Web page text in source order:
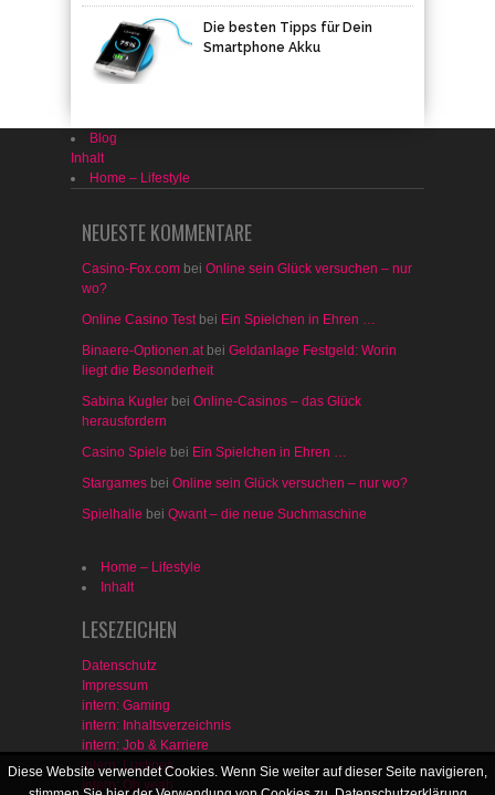
Die besten Tipps für Dein
Smartphone Akku
Blog
Inhalt
Home – Lifestyle
NEUESTE KOMMENTARE
Casino-Fox.com bei Online sein Glück versuchen – nur
wo?
Online Casino Testbei Ein Spielchen in Ehren …
Binaere-Optionen.atbei Geldanlage Festgeld: Worin
liegt die Besonderheit
Sabina Kugler bei Online-Casinos – das Glück
herausfordern
Casino Spiele bei Ein Spielchen in Ehren …
Stargames bei Online sein Glück versuchen – nur wo?
Spielhalle bei Qwant – die neue Suchmaschine
Home – Lifestyle
Inhalt
LESEZEICHEN
Datenschutz
Impressum
intern: Gaming
intern: Inhaltsverzeichnis
intern: Job & Karriere
intern: Lustiges
intern: Oh yeah
Diese Website verwendet Cookies. Wenn Sie weiter auf dieser Seite navigieren,